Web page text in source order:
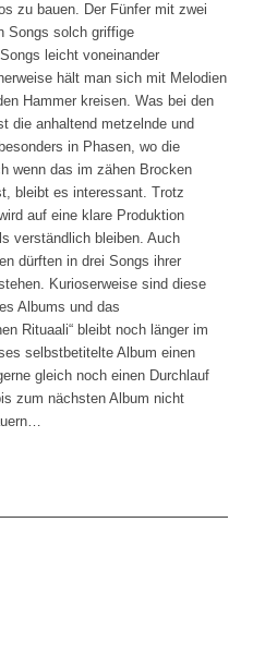
zu bauen. Der Fünfer mit zwei
Songs solch griffige
leicht voneinander
hält man sich mit Melodien
Hammer kreisen. Was bei den
die anhaltend metzelnde und
in Phasen, wo die
wenn das im zähen Brocken
bleibt es interessant. Trotz
auf eine klare Produktion
verständlich bleiben. Auch
dürften in drei Songs ihrer
Kurioserweise sind diese
Albums und das
Rituaali“ bleibt noch länger im
selbstbetitelte Album einen
gleich noch einen Durchlauf
zum nächsten Album nicht